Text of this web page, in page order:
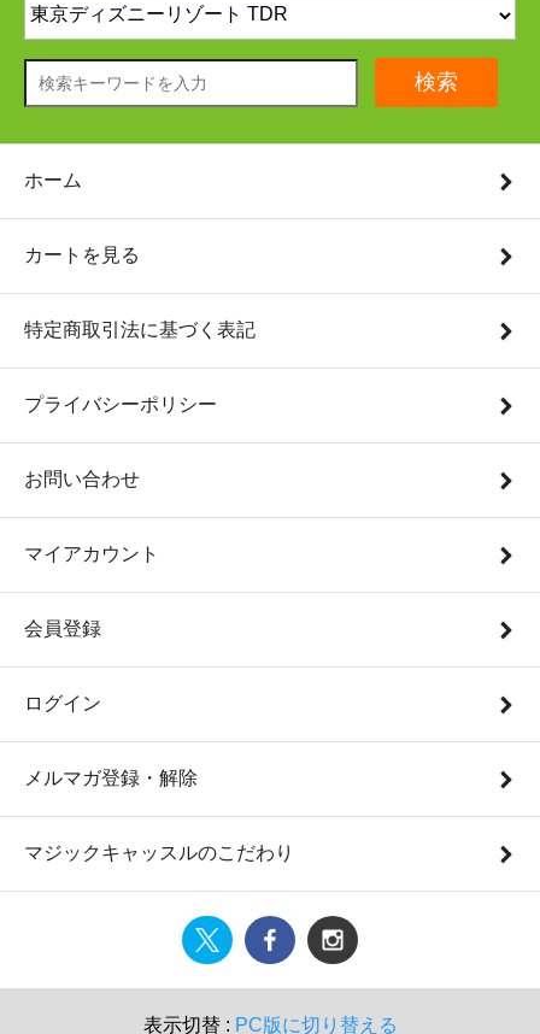
検索
ホーム
カートを見る
特定商取引法に基づく表記
プライバシーポリシー
お問い合わせ
マイアカウント
会員登録
ログイン
メルマガ登録・解除
マジックキャッスルのこだわり
表示切替 : PC版に切り替える